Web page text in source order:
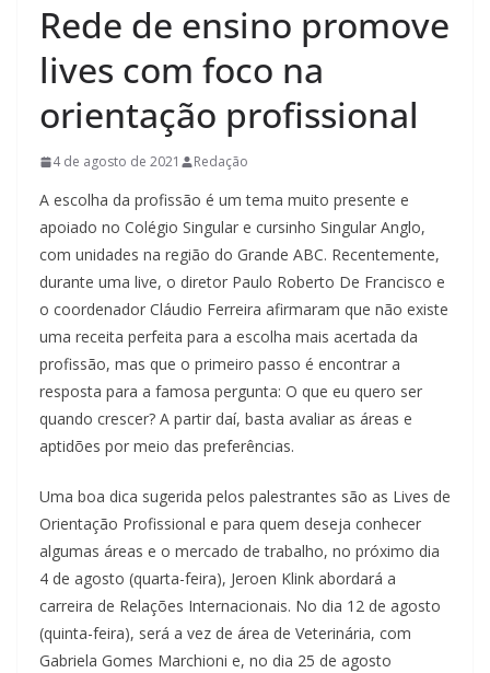
Rede de ensino promove
lives com foco na
orientação profissional
4 de agosto de 2021 Redação
A escolha da profissão é um tema muito presente e
apoiado no Colégio Singular e cursinho Singular Anglo,
com unidades na região do Grande ABC. Recentemente,
durante uma live, o diretor Paulo Roberto De Francisco e
o coordenador Cláudio Ferreira afirmaram que não existe
uma receita perfeita para a escolha mais acertada da
profissão, mas que o primeiro passo é encontrar a
resposta para a famosa pergunta: O que eu quero ser
quando crescer? A partir daí, basta avaliar as áreas e
aptidões por meio das preferências.
Uma boa dica sugerida pelos palestrantes são as Lives de
Orientação Profissional e para quem deseja conhecer
algumas áreas e o mercado de trabalho, no próximo dia
4 de agosto (quarta-feira), Jeroen Klink abordará a
carreira de Relações Internacionais. No dia 12 de agosto
(quinta-feira), será a vez de área de Veterinária, com
Gabriela Gomes Marchioni e, no dia 25 de agosto